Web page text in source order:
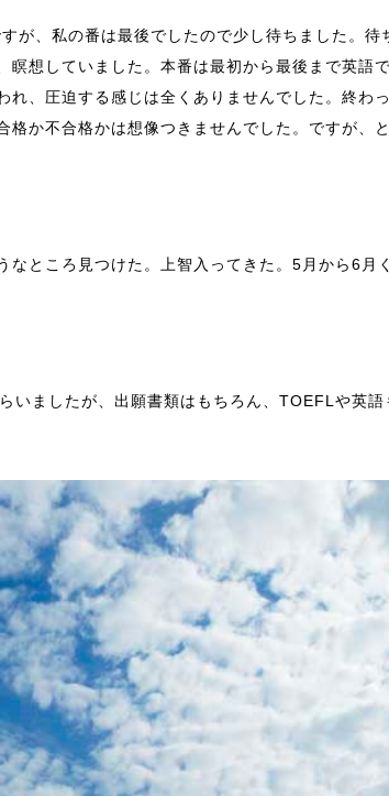
、私の番は最後でしたので少し待ちました。待
想していました。本番は最初から最後まで英語
、圧迫する感じは全くありませんでした。終わ
か不合格かは想像つきませんでした。ですが、
ところ見つけた。上智入ってきた。5月から6月
ましたが、出願書類はもちろん、TOEFLや英語